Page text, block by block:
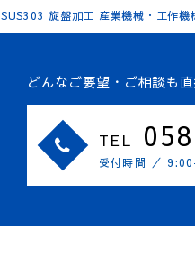
SUS303 旋盤加工 産業機械・工作機
どんなご要望・ご相談も
TEL
受付時間 ／